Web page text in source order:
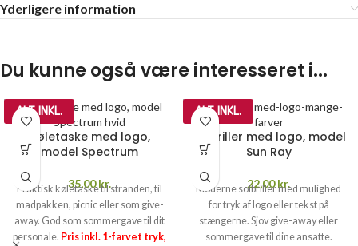
Yderligere information
Du kunne også være interesseret i...
ALT INKL.
Køletaske med logo,
model Spectrum
35,00kr.
Praktisk køletaske til stranden, til
madpakken, picnic eller som give-
away. God som sommergave til dit
personale. Pris inkl. 1-farvet tryk,
ALT INKL.
Solbriller med logo, model
Sun Ray
22,00kr.
Moderne solbriller med mulighed
for tryk af logo eller tekst på
stængerne. Sjov give-away eller
sommergave til dine ansatte.